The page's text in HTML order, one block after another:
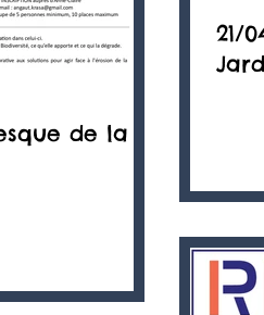
de la
21/